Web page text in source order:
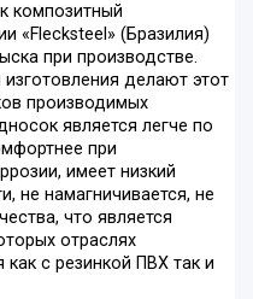
композитный
«Flecksteel» (Бразилия)
при производстве.
делают этот
производимых
является легче по
при
имеет низкий
не намагничивается, не
что является
отраслях
с резинкой ПВХ так и